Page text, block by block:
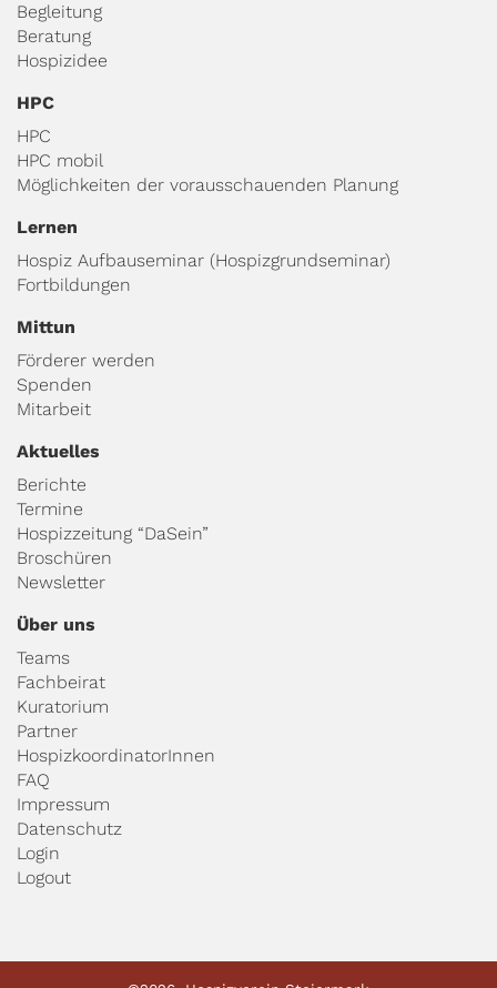
Begleitung
Beratung
Hospizidee
HPC
HPC
HPC mobil
Möglichkeiten der vorausschauenden Planung
Lernen
Hospiz Aufbauseminar (Hospizgrundseminar)
Fortbildungen
Mittun
Förderer werden
Spenden
Mitarbeit
Aktuelles
Berichte
Termine
Hospizzeitung “DaSein”
Broschüren
Newsletter
Über uns
Teams
Fachbeirat
Kuratorium
Partner
HospizkoordinatorInnen
FAQ
Impressum
Datenschutz
Login
Logout